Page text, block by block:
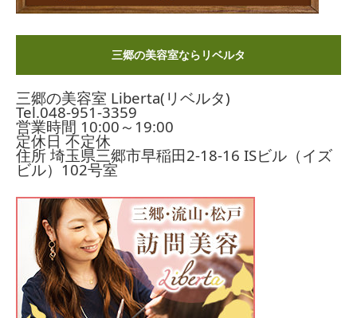
三郷の美容室ならリベルタ
三郷の美容室 Liberta(リベルタ)
Tel.048-951-3359
営業時間 10:00～19:00
定休日 不定休
住所 埼玉県三郷市早稲田2-18-16 ISビル（イズ
ビル）102号室